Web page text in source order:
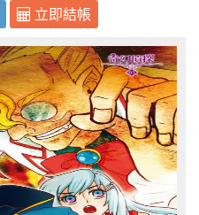
立即結帳